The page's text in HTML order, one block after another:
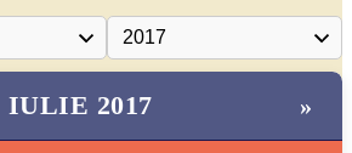
IULIE 2017 »